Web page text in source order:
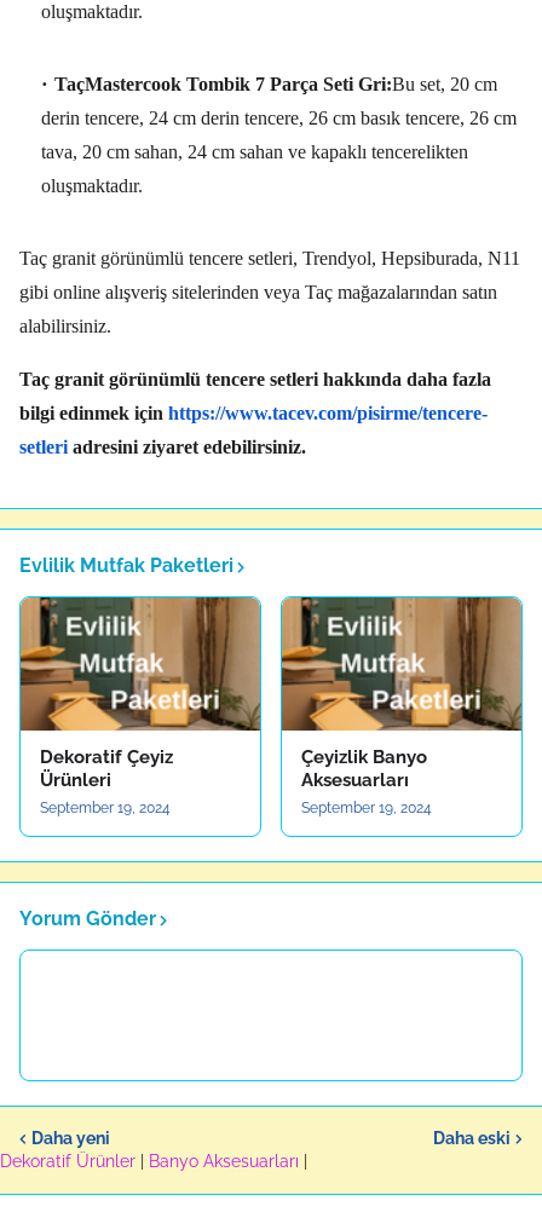
oluşmaktadır.
TaçMastercook Tombik 7 Parça Seti Gri:Bu set, 20 cm
derin tencere, 24 cm derin tencere, 26 cm basık tencere, 26 cm
tava, 20 cm sahan, 24 cm sahan ve kapaklı tencerelikten
oluşmaktadır.
Taç granit görünümlü tencere setleri, Trendyol, Hepsiburada, N11
gibi online alışveriş sitelerinden veya Taç mağazalarından satın
alabilirsiniz.
Taç granit görünümlü tencere setleri hakkında daha fazla
bilgi edinmek için https://www.tacev.com/pisirme/tencere-
setleri adresini ziyaret edebilirsiniz.
Evlilik Mutfak Paketleri
Dekoratif Çeyiz
Ürünleri
September 19, 2024
Çeyizlik Banyo
Aksesuarları
September 19, 2024
Yorum Gönder
Daha yeni
Daha eski
Dekoratif Ürünler
Banyo Aksesuarları